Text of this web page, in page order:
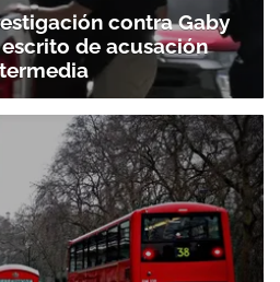
contra Gaby
de acusación